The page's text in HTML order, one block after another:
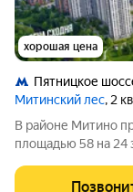
хорошая цена
Пятницкое
Митинский лес, 2
В районе Митино
площадью 58 на 24
минут пешком до